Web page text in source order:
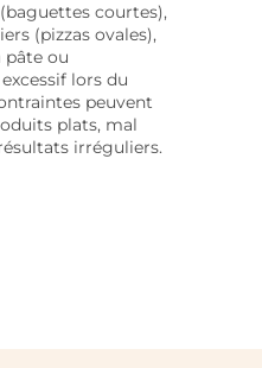
courtes),
(pizzas ovales),
pâte ou
lors du
peuvent
plats, mal
irréguliers.